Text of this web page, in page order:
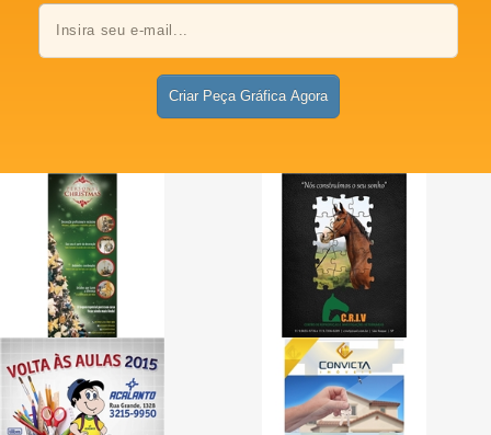
Criar Peça Gráfica Agora